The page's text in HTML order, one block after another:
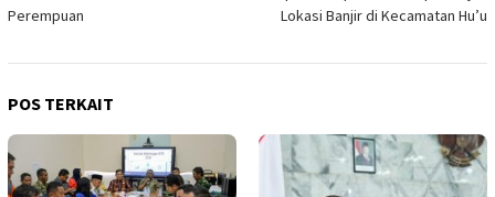
Perempuan
Lokasi Banjir di Kecamatan Hu’u
POS TERKAIT